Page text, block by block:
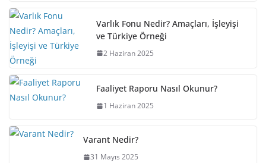
Varlık Fonu Nedir? Amaçları, İşleyişi
ve Türkiye Örneği
2 Haziran 2025
Faaliyet Raporu Nasıl Okunur?
1 Haziran 2025
Varant Nedir?
31 Mayıs 2025